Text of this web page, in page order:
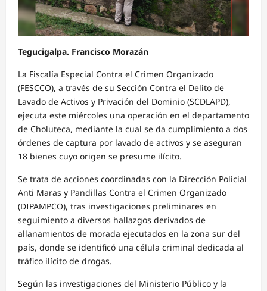
Tegucigalpa. Francisco Morazán
La Fiscalía Especial Contra el Crimen Organizado
(FESCCO), a través de su Sección Contra el Delito de
Lavado de Activos y Privación del Dominio (SCDLAPD),
ejecuta este miércoles una operación en el departamento
de Choluteca, mediante la cual se da cumplimiento a dos
órdenes de captura por lavado de activos y se aseguran
18 bienes cuyo origen se presume ilícito.
Se trata de acciones coordinadas con la Dirección Policial
Anti Maras y Pandillas Contra el Crimen Organizado
(DIPAMPCO), tras investigaciones preliminares en
seguimiento a diversos hallazgos derivados de
allanamientos de morada ejecutados en la zona sur del
país, donde se identificó una célula criminal dedicada al
tráfico ilícito de drogas.
Según las investigaciones del Ministerio Público y la